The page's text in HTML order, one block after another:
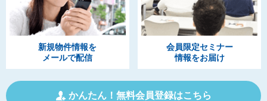
新規物件情報を
メールで配信
会員限定セミナー
情報をお届け
かんたん！無料会員登録はこちら